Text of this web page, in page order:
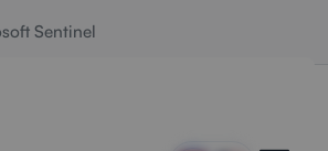
Sentinel